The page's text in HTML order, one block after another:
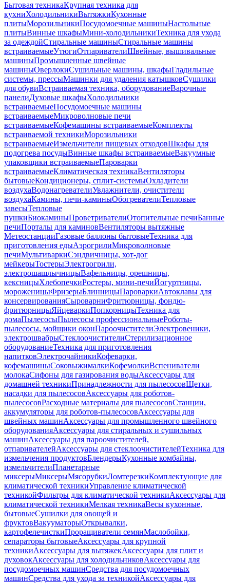
Бытовая техникаКрупная техника для
кухниХолодильникиВытяжкиКухонные
плитыМорозильникиПосудомоечные машиныНастольные
плитыВинные шкафыМини-холодильникиТехника для ухода
за одеждойСтиральные машиныСтиральные машины
встраиваемыеУтюгиОтпаривателиШвейные, вышивальные
машиныПромышленные швейные
машиныОверлокиСушильные машины, шкафыГладильные
системы, прессыМашинки для удаления катышковСушилки
для обувиВстраиваемая техника, оборудованиеВарочные
панелиДуховые шкафыХолодильники
встраиваемыеПосудомоечные машины
встраиваемыеМикроволновые печи
встраиваемыеКофемашины встраиваемыеКомплекты
встраиваемой техникиМорозильники
встраиваемыеИзмельчители пищевых отходовШкафы для
подогрева посудыВинные шкафы встраиваемыеВакуумные
упаковщики встраиваемыеПароварки
встраиваемыеКлиматическая техникаВентиляторы
бытовыеКондиционеры, сплит-системыОхладители
воздухаВодонагревателиУвлажнители, очистители
воздухаКамины, печи-каминыОбогревателиТепловые
завесыТепловые
пушкиБиокаминыПроветривателиОтопительные печиБанные
печиПорталы для каминовВентиляторы вытяжные
МетеостанцииГазовые баллоны бытовыеТехника для
приготовления едыАэрогрилиМикроволновые
печиМультиваркиСэндвичницы, хот-дог
мейкерыТостерыЭлектрогрили,
электрошашлычницыВафельницы, орешницы,
кексницыХлебопечкиРостеры, мини-печиЙогуртницы,
мороженицыФризерыБлинницыПароваркиАвтоклавы для
консервированияСыроварниФритюрницы, фондю-
фритюрницыЯйцеваркиПопкорницыТехника для
домаПылесосыПылесосы профессиональныеРоботы-
пылесосы, мойщики оконПароочистителиЭлектровеники,
электрошвабрыСтеклоочистителиСтерилизационное
оборудованиеТехника для приготовления
напитковЭлектрочайникиКофеварки,
кофемашиныСоковыжималкиКофемолкиВспениватели
молокаСифоны для газирования водыАксессуары для
домашней техникиПринадлежности для пылесосовЩетки,
насадки для пылесосовАксессуары для роботов-
пылесосовРасходные материалы для пылесосовСтанции,
аккумуляторы для роботов-пылесосовАксессуары для
швейных машинАксессуары для промышленного швейного
оборудованияАксессуары для стиральных и сушильных
машинАксессуары для пароочистителей,
отпаривателейАксессуары для стеклоочистителейТехника для
измельчения продуктовБлендерыКухонные комбайны,
измельчителиПланетарные
миксерыМиксерыМясорубкиЛомтерезкиКомплектующие для
климатической техникиУправление климатической
техникойФильтры для климатической техникиАксессуары для
климатической техникиМелкая техникаВесы кухонные,
бытовыеСушилки для овощей и
фруктовВакууматорыОткрывалки,
картофелечисткиПроращиватели семянМаслобойки,
сепараторы бытовыеАксессуары для крупной
техникиАксессуары для вытяжекАксессуары для плит и
духовокАксессуары для холодильниковАксессуары для
посудомоечных машинСредства для посудомоечных
машинСредства для ухода за техникойАксессуары для